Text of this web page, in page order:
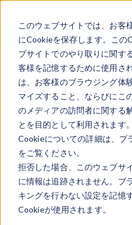
このウェブサイトでは、お客
にCookieを保存します。この
ブサイトでのやり取りに関す
客様を記憶するために使用さ
は、お客様のブラウジング体
マイズすること、ならびにこ
のメディアの訪問者に関する
とを目的として利用されます
Cookieについての詳細は、プ
をご覧ください。
拒否した場合、このウェブサ
に情報は追跡されません。ブ
キングを行わない設定を記憶
Cookieが使用されます。
ロ
COMSOL
COMSOL
COMSOL Access は, 既
入をご検討中の方に向
です.